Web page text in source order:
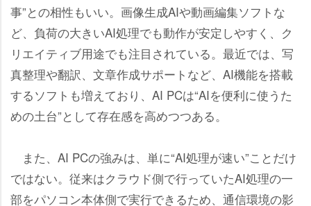
事”との相性もいい。画像生成AIや動画編集ソフトな
ど、負荷の大きいAI処理でも動作が安定しやすく、ク
リエイティブ用途でも注目されている。最近では、写
真整理や翻訳、文章作成サポートなど、AI機能を搭載
するソフトも増えており、AI PCは“AIを便利に使うた
めの土台”として存在感を高めつつある。
また、AI PCの強みは、単に“AI処理が速い”ことだけ
ではない。従来はクラウド側で行っていたAI処理の一
部をパソコン本体側で実行できるため、通信環境の影